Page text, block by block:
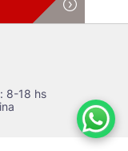
8-18 hs